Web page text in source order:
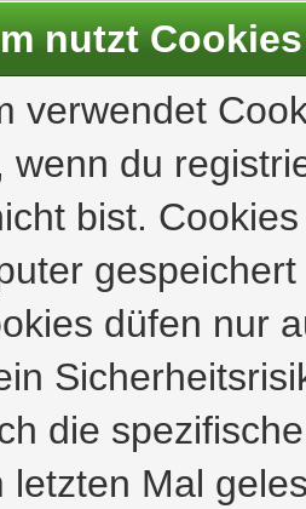
nutzt Cookies
verwendet
wenn du
bist.
düfen nur
die
letzten Mal